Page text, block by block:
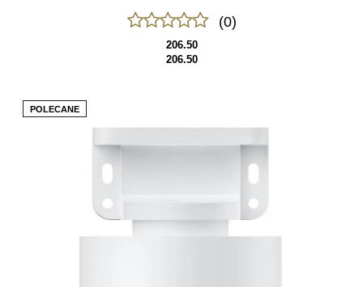
(0)
206.50
206.50
POLECANE